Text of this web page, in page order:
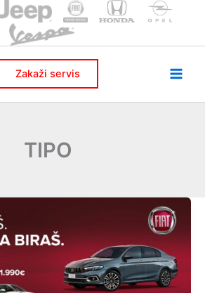
Zakaži servis
TIPO